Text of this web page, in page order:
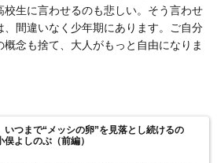
校生に言わせるのも悲しい。そう言わせ
、間違いなく少年期にあります。ご自分
念も捨て、大人がもっと自由になりま
いつまで“メッシの卵”を見落とし続けるの
よしのぶ（前編）